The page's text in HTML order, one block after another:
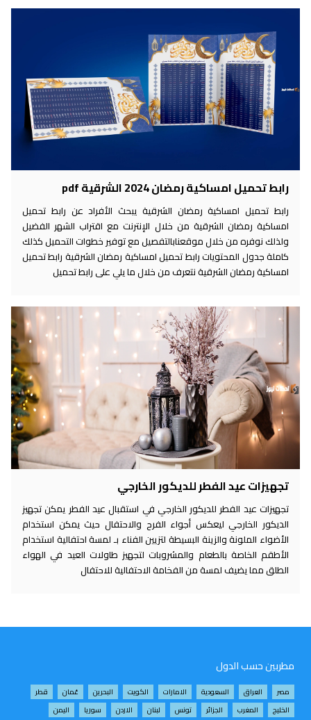
رابط تحميل امساكية رمضان 2024 الشرقية pdf
رابط تحميل امساكية رمضان الشرقية يبحث الأفراد عن رابط تحميل
امساكية رمضان الشرقية من خلال الإنترنت مع اقتراب الشهر الفضيل
ولذلك نوفره من خلال موقعنابالتفصيل مع توفير خطوات التحميل كذلك
كاملة جدول المحتويات رابط تحميل امساكية رمضان الشرقية رابط تحميل
امساكية رمضان الشرقية نتعرف من خلال ما يلي على رابط تحميل
تجهيزات عيد الفطر للديكور الخارجي
تجهيزات عيد الفطر للديكور الخارجي في استقبال عيد الفطر يمكن تجهيز
الديكور الخارجي ليعكس أجواء الفرح والاحتفال حيث يمكن استخدام
الأضواء الملونة والزينة البسيطة لتزيين الفناء بـ لمسة احتفالية استخدام
الأطقم الخاصة بالطعام والمشروبات لتجهيز طاولات العيد في الهواء
الطلق مما يضيف لمسة من الفخامة الاحتفالية للاحتفال
مطربين حسب الدول
مصر العراق السعودية الامارات الكويت البحرين عُمان
قطر
الخليج
المغرب الجزائر تونس لبنان الاردن سوريا اليمن